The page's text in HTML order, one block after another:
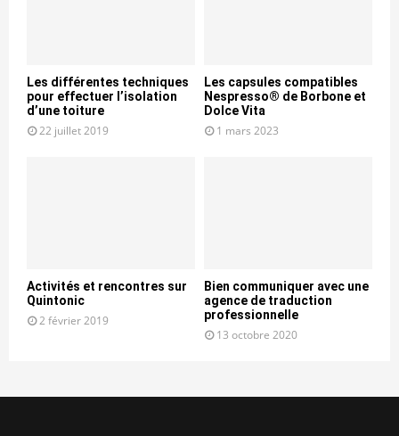
Les différentes techniques
pour effectuer l’isolation
d’une toiture
22 juillet 2019
Les capsules compatibles
Nespresso® de Borbone et
Dolce Vita
1 mars 2023
Activités et rencontres sur
Quintonic
2 février 2019
Bien communiquer avec une
agence de traduction
professionnelle
13 octobre 2020